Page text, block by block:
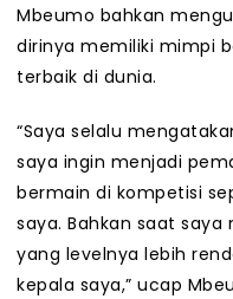
Mbeumo bahkan
dirinya memiliki mimpi
terbaik di dunia.
“Saya selalu
saya ingin menjadi
bermain di kompetisi
saya. Bahkan saat
yang levelnya lebih
kepala saya,” ucap